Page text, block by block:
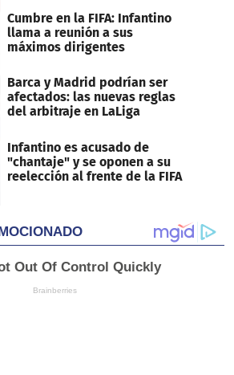
Cumbre en la FIFA: Infantino
llama a reunión a sus
máximos dirigentes
Barca y Madrid podrían ser
afectados: las nuevas reglas
del arbitraje en LaLiga
Infantino es acusado de
"chantaje" y se oponen a su
reelección al frente de la FIFA